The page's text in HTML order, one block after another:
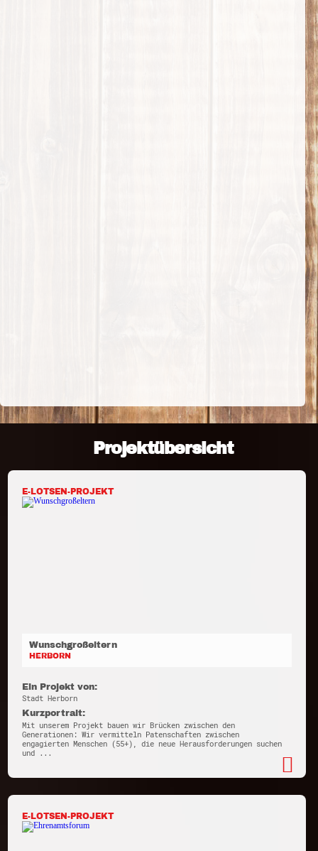
Projektübersicht
E-LOTSEN-PROJEKT
Wunschgroßeltern
HERBORN
Ein Projekt von:
Stadt Herborn
Kurzportrait:
Mit unserem Projekt bauen wir Brücken zwischen den
Generationen: Wir vermitteln Patenschaften zwischen
engagierten Menschen (55+), die neue Herausforderungen suchen
und ...
E-LOTSEN-PROJEKT